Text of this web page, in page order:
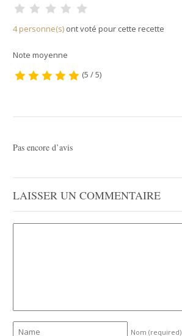
4 personne(s) ont voté pour cette recette
Note moyenne
(5 / 5)
Pas encore d’avis
LAISSER UN COMMENTAIRE
Nom(required)